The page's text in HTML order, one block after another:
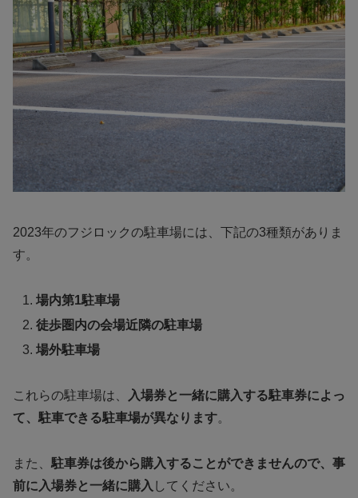
2023年のフジロックの駐車場には、下記の3種類がありま
す。
場内第1駐車場
徒歩圏内の会場近隣の駐車場
場外駐車場
これらの駐車場は、
入場券と一緒に購入する駐車券によっ
て、駐車できる駐車場が異なります。
また、 駐車券は後から購入することができませんので、事
前に入場券と一緒に購入 してください。